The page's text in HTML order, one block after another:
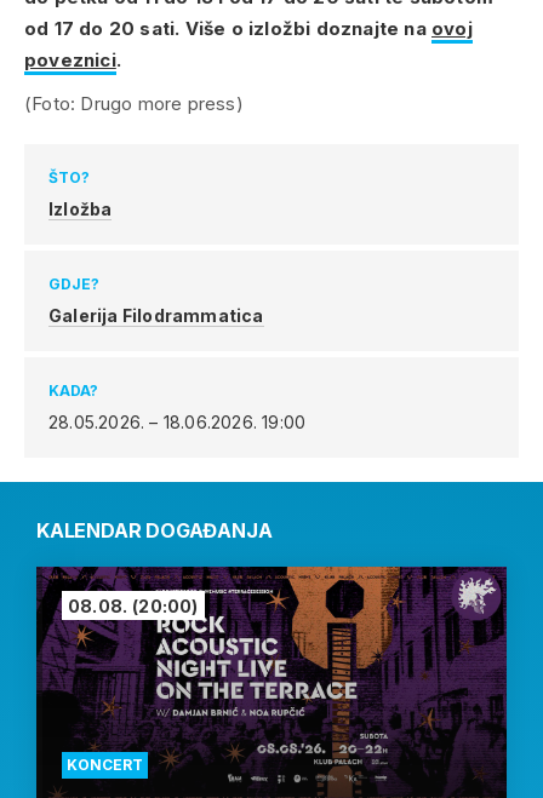
od 17 do 20 sati. Više o izložbi doznajte na ovoj
poveznici.
(Foto: Drugo more press)
ŠTO?
Izložba
GDJE?
Galerija Filodrammatica
KADA?
28.05.2026. – 18.06.2026. 19:00
KALENDAR DOGAĐANJA
KONCERT
08.08. (20:00)